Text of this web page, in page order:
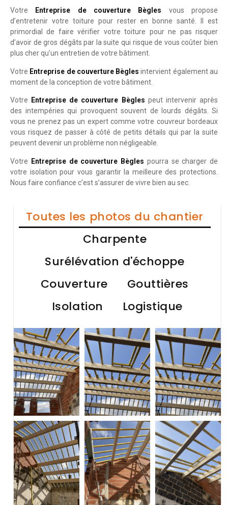
Votre Entreprise de couverture Bègles vous propose
d’entretenir votre toiture pour rester en bonne santé. Il est
primordial de faire vérifier votre toiture pour ne pas risquer
d’avoir de gros dégâts par la suite qui risque de vous coûter bien
plus cher qu’un entretien de votre bâtiment.
Votre Entreprise de couverture Bègles intervient également au
moment de la conception de votre bâtiment.
Votre Entreprise de couverture Bègles peut intervenir après
des intempéries qui provoquent souvent de lourds dégâts. Si
vous ne prenez pas un expert comme votre couvreur bordeaux
vous risquez de passer à côté de petits détails qui par la suite
peuvent devenir un problème non négligeable.
Votre Entreprise de couverture Bègles pourra se charger de
votre isolation pour vous garantir la meilleure des protections.
Nous faire confiance c’est s’assurer de vivre bien au sec.
Toutes les photos du chantier
Charpente
Surélévation d'échoppe
Couverture
Gouttières
Isolation
Logistique